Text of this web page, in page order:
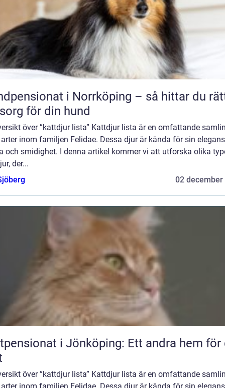
i Norrköping – så hittar du
för din hund
över ”kattdjur lista” Kattdjur lista är en omfattande
inom familjen Felidae. Dessa djur är kända för sin
och smidighet. I denna artikel kommer vi att utforska olika
der...
02 december
i Jönköping: Ett andra hem för
över ”kattdjur lista” Kattdjur lista är en omfattande